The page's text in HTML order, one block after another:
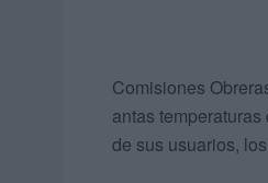
Comisiones
antas
de sus usuarios,